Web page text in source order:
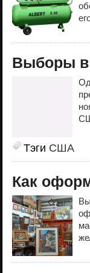
Выборы
Тэги США
Как